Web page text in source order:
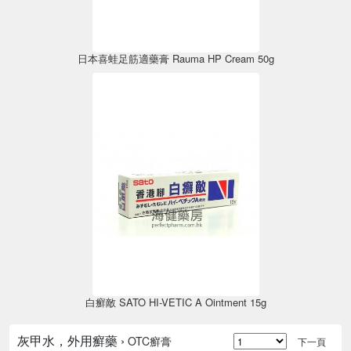
日本喜蛙足筋適藥膏 Rauma HP Cream 50g
白癬敵 SATO HI-VETIC A Ointment 15g
灰甲水，外用癬藥 › OTC癬膏 下一頁